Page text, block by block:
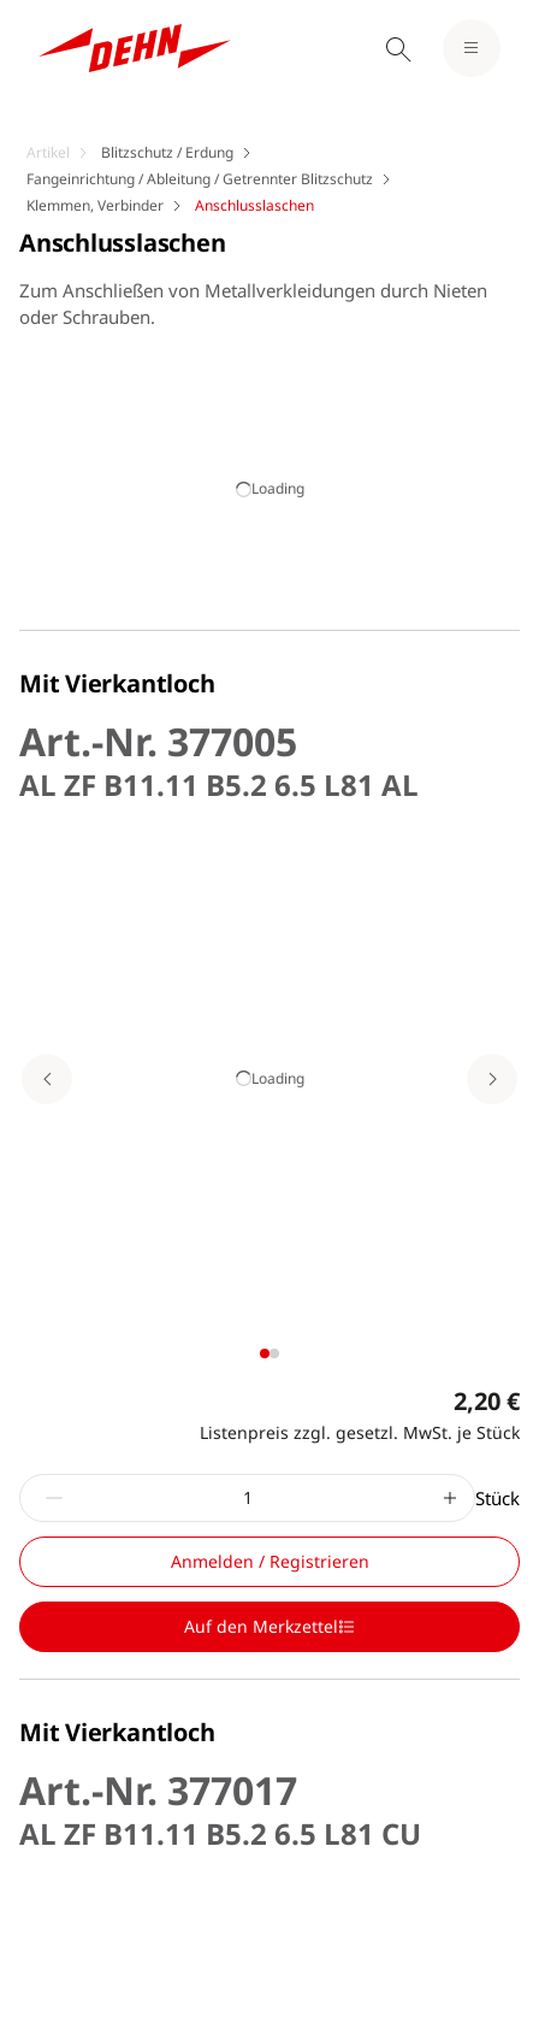
Artikel
Blitzschutz / Erdung
Fangeinrichtung / Ableitung / Getrennter Blitzschutz
Klemmen, Verbinder
Anschlusslaschen
Loading
Anschlusslaschen
Zum Anschließen von Metallverkleidungen durch Nieten
oder Schrauben.
Mit Vierkantloch
Art.-Nr. 377005
AL ZF B11.11 B5.2 6.5 L81 AL
Loading
2,20 €
Listenpreis zzgl. gesetzl. MwSt. je Stück
Stück
Anmelden / Registrieren
Auf den Merkzettel
Mit Vierkantloch
Art.-Nr. 377017
AL ZF B11.11 B5.2 6.5 L81 CU